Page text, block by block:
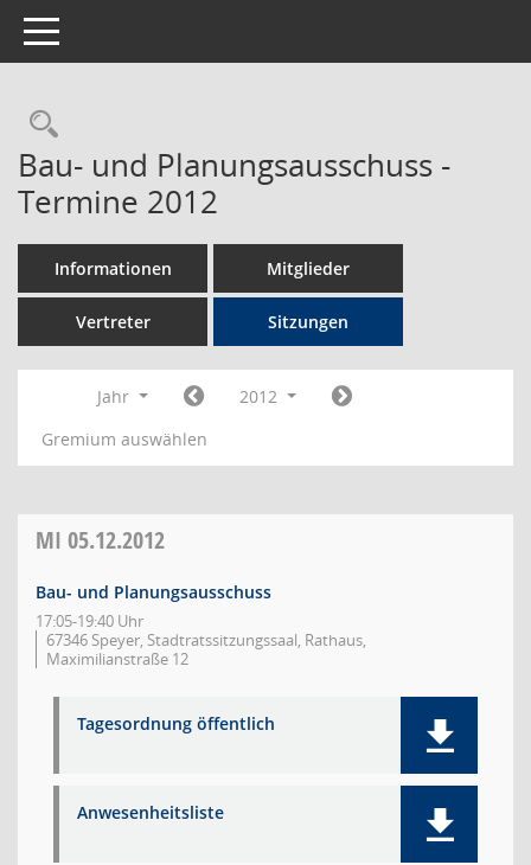
Toggle navigation
Rechercheauswahl
Bau- und Planungsausschuss -
Termine 2012
Informationen Mitglieder
Vertreter Sitzungen
Jahr
2012
Gremium auswählen
MI 05.12.2012
Bau- und Planungsausschuss
17:05-19:40 Uhr
67346 Speyer, Stadtratssitzungssaal, Rathaus,
Maximilianstraße 12
Tagesordnung öffentlich
Anwesenheitsliste